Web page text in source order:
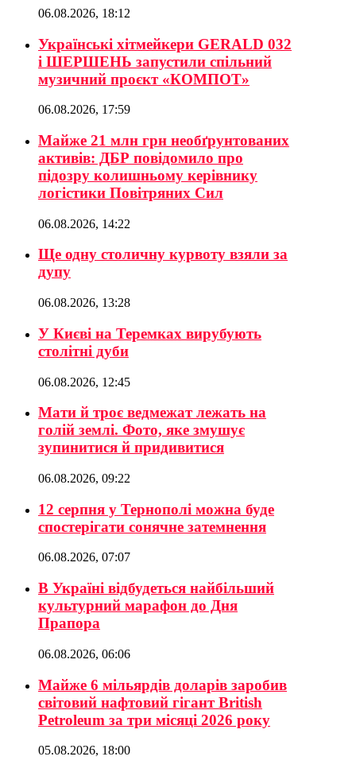
06.08.2026, 18:12
Українські хітмейкери GERALD 032
і ШЕРШЕНЬ запустили спільний
музичний проєкт «КОМПОТ»
06.08.2026, 17:59
Майже 21 млн грн необґрунтованих
активів: ДБР повідомило про
підозру колишньому керівнику
логістики Повітряних Сил
06.08.2026, 14:22
Ще одну столичну курвоту взяли за
дупу
06.08.2026, 13:28
У Києві на Теремках вирубують
столітні дуби
06.08.2026, 12:45
Мати й троє ведмежат лежать на
голій землі. Фото, яке змушує
зупинитися й придивитися
06.08.2026, 09:22
12 серпня у Тернополі можна буде
спостерігати сонячне затемнення
06.08.2026, 07:07
В Україні відбудеться найбільший
культурний марафон до Дня
Прапора
06.08.2026, 06:06
Майже 6 мільярдів доларів заробив
світовий нафтовий гігант British
Petroleum за три місяці 2026 року
05.08.2026, 18:00